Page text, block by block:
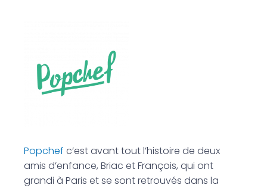
Popchef c’est avant tout l’histoire de deux
amis d’enfance, Briac et François, qui ont
grandi à Paris et se sont retrouvés dans la